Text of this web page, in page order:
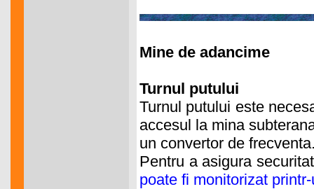
Mine de adancime
Turnul putului
Turnul putului este
accesul la mina
un convertor de
Pentru a asigura
poate fi monitorizat